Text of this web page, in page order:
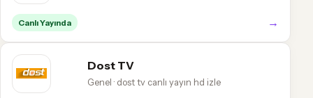
Canlı Yayında →
Dost TV
Genel · dost tv canlı yayın hd izle